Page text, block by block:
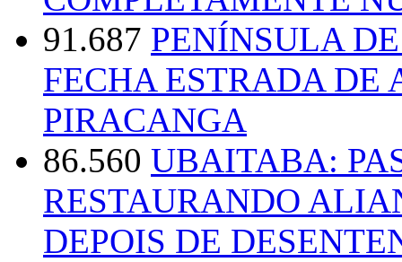
91.687 PENÍNSULA
FECHA ESTRADA DE
PIRACANGA
86.560 UBAITABA:
RESTAURANDO
DEPOIS DE